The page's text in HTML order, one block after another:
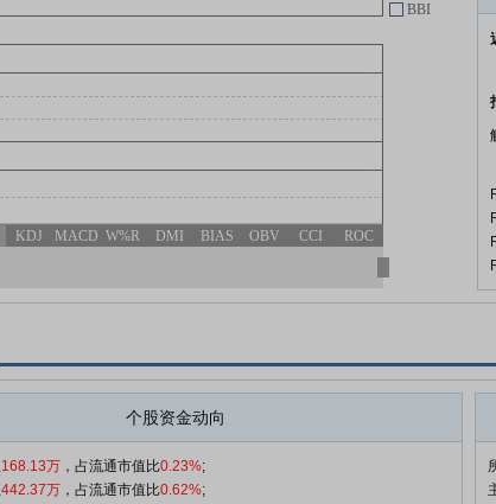
BBI
KDJ MACD W%R DMI BIAS OBV CCI ROC
个股资金动向
168.13万 ，占流通市值比0.23%;
442.37万 ，占流通市值比0.62%;